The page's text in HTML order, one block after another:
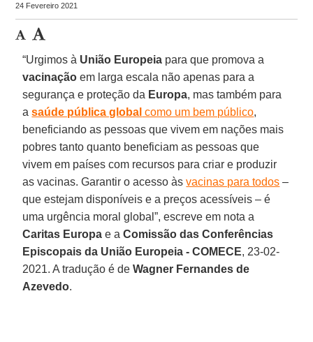
24 Fevereiro 2021
“Urgimos à União Europeia para que promova a
vacinação em larga escala não apenas para a
segurança e proteção da Europa, mas também para
asaúde pública global como um bem público,
beneficiando as pessoas que vivem em nações mais
pobres tanto quanto beneficiam as pessoas que
vivem em países com recursos para criar e produzir
as vacinas. Garantir o acesso àsvacinas para todos –
que estejam disponíveis e a preços acessíveis – é
uma urgência moral global”, escreve em nota a
Caritas Europa e aComissão das Conferências
Episcopais da União Europeia - COMECE, 23-02-
2021. A tradução é deWagner Fernandes de
Azevedo.